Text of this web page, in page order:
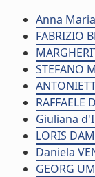
Anna
FABRIZIO
STEFANO
RAFFAELE
Giuliana
LORIS
Daniela
GEORG